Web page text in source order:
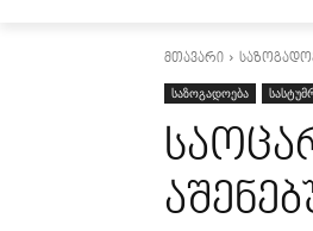
მთავარი
საზოგადოება